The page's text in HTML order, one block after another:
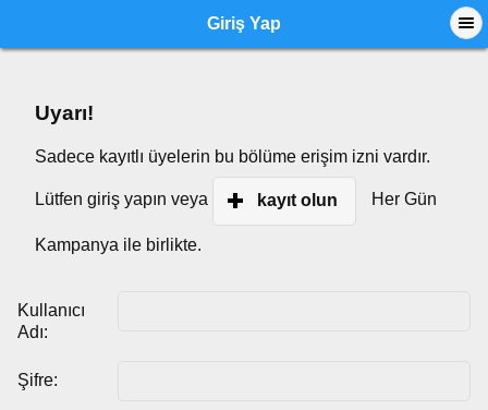
Giriş Yap
Uyarı!
Sadece kayıtlı üyelerin bu bölüme erişim izni vardır.
Lütfen giriş yapın veya kayıt olun Her Gün
Kampanya ile birlikte.
Kullanıcı
Adı:
Şifre: